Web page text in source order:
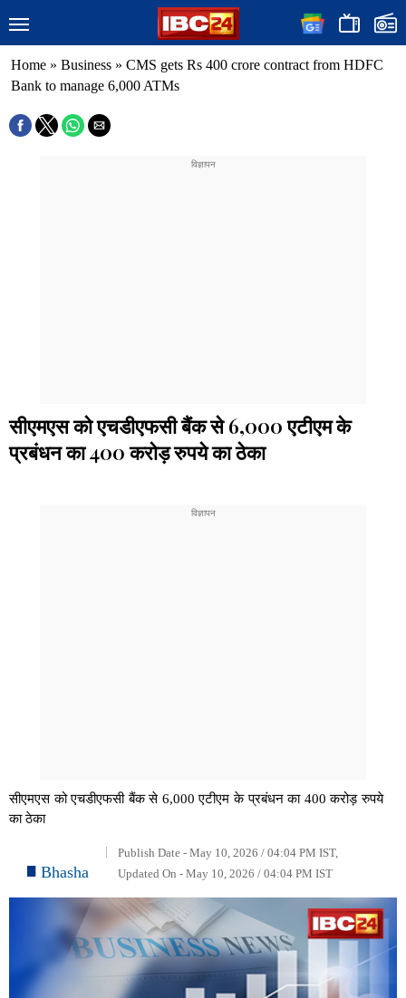
Home » Business » CMS gets Rs 400 crore contract from HDFC
Bank to manage 6,000 ATMs
सीएमएस को एचडीएफसी बैंक से 6,000 एटीएम के
प्रबंधन का 400 करोड़ रुपये का ठेका
सीएमएस को एचडीएफसी बैंक से 6,000 एटीएम के प्रबंधन का 400 करोड़ रुपये
का ठेका
Bhasha
Publish Date - May 10, 2026 / 04:04 PM IST,
Updated On - May 10, 2026 / 04:04 PM IST